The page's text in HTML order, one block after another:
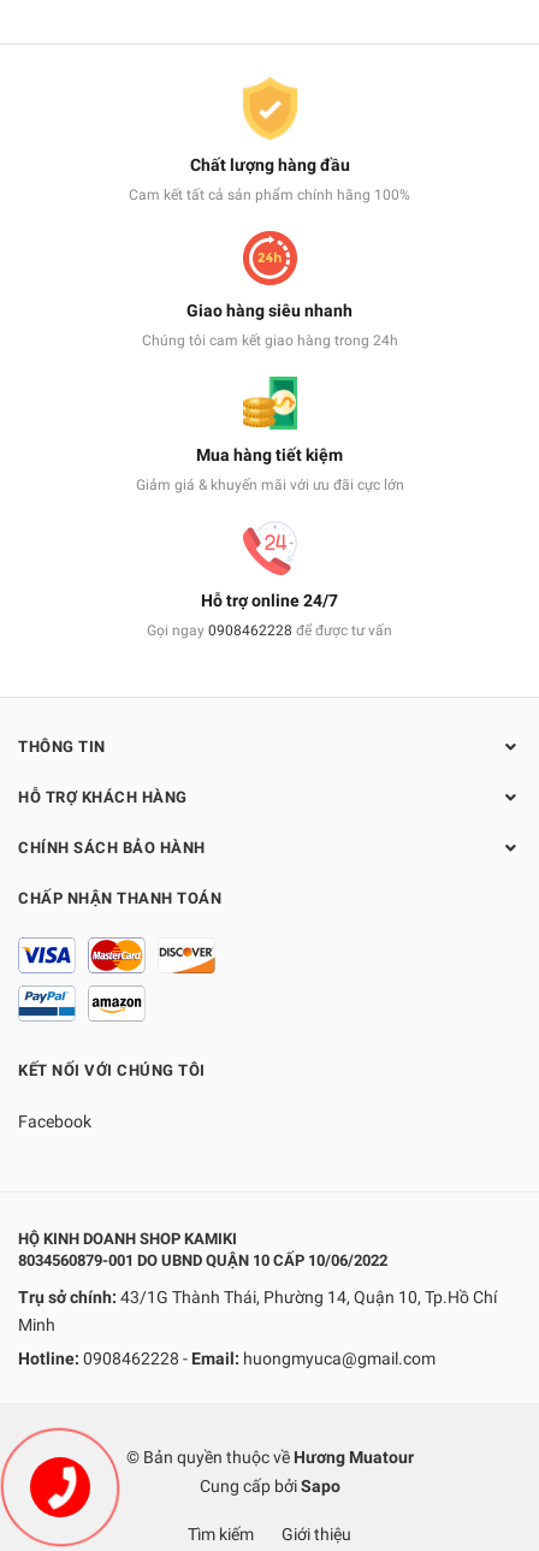
Chất lượng hàng đầu
Cam kết tất cả sản phẩm chính hãng 100%
Giao hàng siêu nhanh
Chúng tôi cam kết giao hàng trong 24h
Mua hàng tiết kiệm
Giảm giá & khuyến mãi với ưu đãi cực lớn
Hỗ trợ online 24/7
Gọi ngay 0908462228 để được tư vấn
THÔNG TIN
HỖ TRỢ KHÁCH HÀNG
CHÍNH SÁCH BẢO HÀNH
CHẤP NHẬN THANH TOÁN
KẾT NỐI VỚI CHÚNG TÔI
Facebook
HỘ KINH DOANH SHOP KAMIKI
8034560879-001 DO UBND QUẬN 10 CẤP 10/06/2022
Trụ sở chính: 43/1G Thành Thái, Phường 14, Quận 10, Tp.Hồ Chí
Minh
Hotline: 0908462228 - Email: huongmyuca@gmail.com
© Bản quyền thuộc về Hương Muatour
Cung cấp bởi Sapo
Tìm kiếm Giới thiệu